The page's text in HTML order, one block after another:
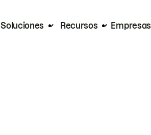
Soluciones Recursos Empresas